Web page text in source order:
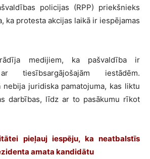
policijas (RPP) priekšnieks
ka protesta akcijas laikā ir iespējamas
medijiem, ka pašvaldība ir
tiesībsargājošajām iestādēm.
juridiska pamatojuma, kas liktu
darbības, līdz ar to pasākumu rīkot
pieļauj iespēju, ka neatbalstīs
amata kandidātu